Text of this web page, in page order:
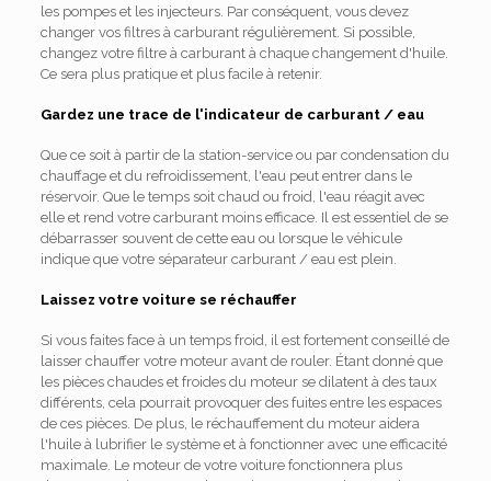
les pompes et les injecteurs. Par conséquent, vous devez
changer vos filtres à carburant régulièrement. Si possible,
changez votre filtre à carburant à chaque changement d'huile.
Ce sera plus pratique et plus facile à retenir.
Gardez une trace de l'indicateur de carburant / eau
Que ce soit à partir de la station-service ou par condensation du
chauffage et du refroidissement, l'eau peut entrer dans le
réservoir. Que le temps soit chaud ou froid, l'eau réagit avec
elle et rend votre carburant moins efficace. Il est essentiel de se
débarrasser souvent de cette eau ou lorsque le véhicule
indique que votre séparateur carburant / eau est plein.
Laissez votre voiture se réchauffer
Si vous faites face à un temps froid, il est fortement conseillé de
laisser chauffer votre moteur avant de rouler. Étant donné que
les pièces chaudes et froides du moteur se dilatent à des taux
différents, cela pourrait provoquer des fuites entre les espaces
de ces pièces. De plus, le réchauffement du moteur aidera
l'huile à lubrifier le système et à fonctionner avec une efficacité
maximale. Le moteur de votre voiture fonctionnera plus